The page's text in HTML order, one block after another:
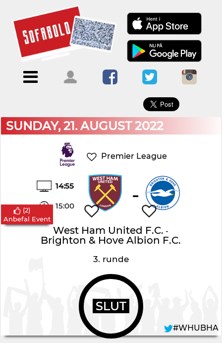
Menu
ForsideKalendere
Blogs
Om
Sofabold
Kontakt
bruger
ind
×
SUNDAY, 21. AUGUST 2022
Premier League
14:55
15:00 -
West Ham United F.C. -
Brighton & Hove Albion F.C.
3. runde
SLUT
(2)
Anbefal Event
#WHUBHA